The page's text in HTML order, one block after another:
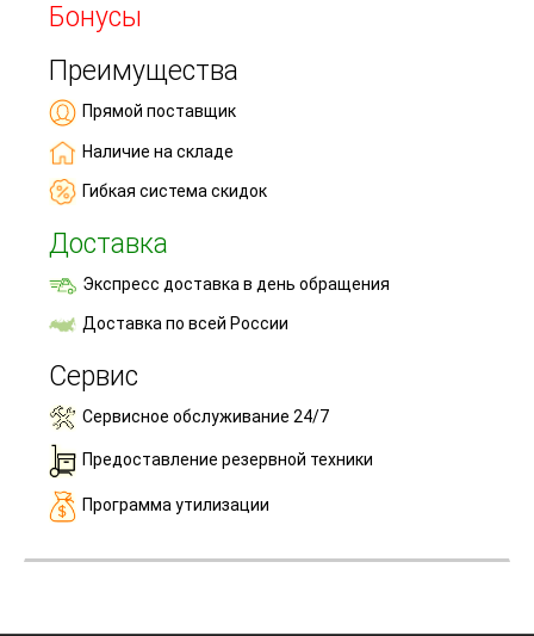
Бонусы
Преимущества
Прямой поставщик
Наличие на складе
Гибкая система скидок
Доставка
Экспресс доставка в день обращения
Доставка по всей России
Сервис
Сервисное обслуживание 24/7
Предоставление резервной техники
Программа утилизации